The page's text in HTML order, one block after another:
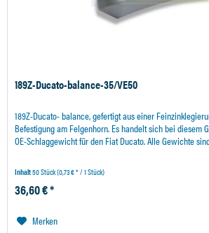
189Z-Ducato-balance-35/VE50
189Z-Ducato- balance, gefertigt aus einer
Befestigung am Felgenhorn. Es handelt sich bei diesem
OE-Schlaggewicht für den Fiat Ducato. Alle Gewichte
Inhalt50 Stück(0,73 € * / 1 Stück)
36,60 € *
Merken